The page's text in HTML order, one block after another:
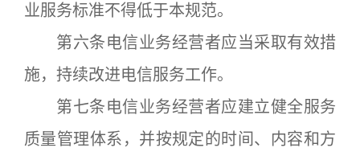
业服务标准不得低于本规范。
第六条电信业务经营者应当采取有效措
施，持续改进电信服务工作。
第七条电信业务经营者应建立健全服务
质量管理体系，并按规定的时间、内容和方